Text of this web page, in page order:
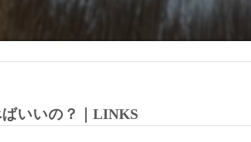
いいの？｜LINKS